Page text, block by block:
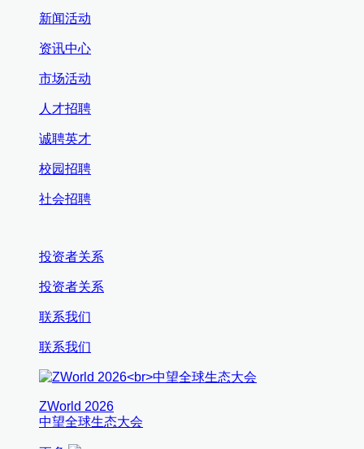
新闻活动
资讯中心
市场活动
人才招聘
诚聘英才
校园招聘
社会招聘
投资者关系
投资者关系
联系我们
联系我们
ZWorld 2026
中望全球生态大会